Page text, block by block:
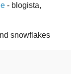
- blogista,
snowflakes